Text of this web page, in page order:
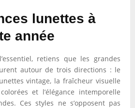
lunettes à
année
retiens que les grandes
autour de trois directions : le
vintage, la fraîcheur visuelle
et l’élégance intemporelle
Ces styles ne s’opposent pas